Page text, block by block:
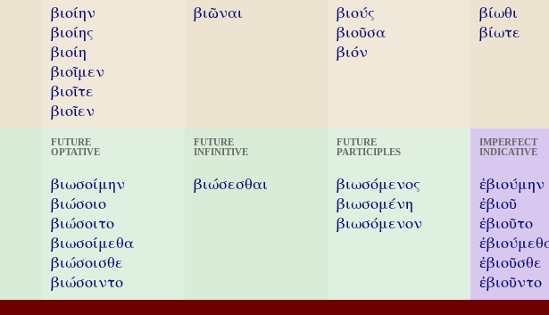
βιοίην
βιοίης
βιοίη
βιοῖμεν
βιοῖτε
βιοῖεν
βιῶναι
βιούς
βιοῦσα
βιόν
βίωθι
βίωτε
FUTURE
OPTATIVE
βιωσοίμην
βιώσοιο
βιώσοιτο
βιωσοίμεθα
βιώσοισθε
βιώσοιντο
FUTURE
INFINITIVE
βιώσεσθαι
FUTURE
PARTICIPLES
βιωσόμενος
βιωσομένη
βιωσόμενον
IMPERFECT
INDICATIVE
ἐβιούμην
ἐβιοῦ
ἐβιοῦτο
ἐβιοῦσθε
ἐβιοῦντο